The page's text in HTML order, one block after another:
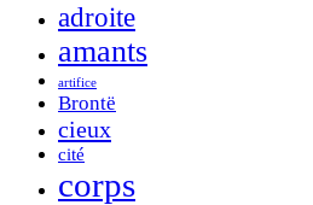
adroite
amants
artifice
Brontë
cieux
cité
corps